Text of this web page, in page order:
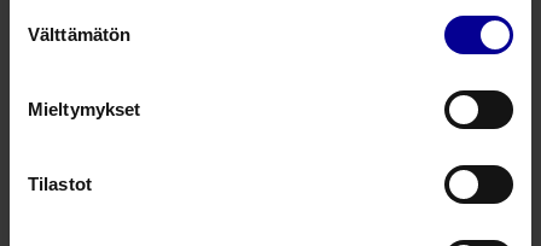
valinta
Välttämätön
Mieltymykset
Tilastot
annosteltavaan lääkemuotoon, siirtyvät myös